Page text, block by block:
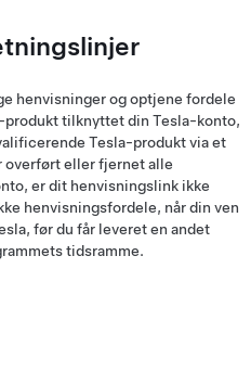
henvisninger og optjene fordele
tilknyttet din Tesla-konto,
Tesla-produkt via et
overført eller fjernet alle
er dit henvisningslink ikke
henvisningsfordele, når din ven
før du får leveret en andet
tidsramme.